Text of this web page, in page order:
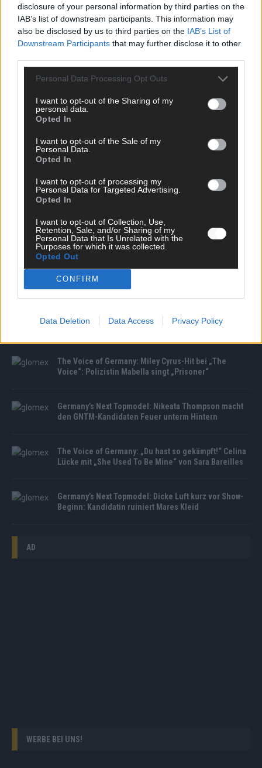
disclosure of your personal information by third parties on the
IAB’s list of downstream participants. This information may
also be disclosed by us to third parties on the IAB’s List of
Downstream Participants that may further disclose it to other
Personal Data Processing Opt Outs
I want to opt-out of the Sharing of my
personal data.
Opted In
I want to opt-out of the Sale of my
Personal Data.
Opted In
I want to opt-out of processing my
Personal Data for Targeted Advertising.
Opted In
I want to opt-out of Collection, Use,
Retention, Sale, and/or Sharing of my
Personal Data that Is Unrelated with the
Purposes for which it was collected.
Opted Out
CONFIRM
Data Deletion Data Access Privacy Policy
AD
MEDIATHEK
The Voice of Germany: Die Beige-Street-Boys mit
ihrem Superhit „Everybody (Beigestreet’s Back)“
The Voice of Germany: Miley Cyrus-Hit bei „The
Voice“: Polizistin Mabella singt „Prisoner“
Germany’s Next Topmodel: Nikeata Thompson macht
den GNTM-Kandidaten Feuer unterm Hintern
The Voice of Germany: „Du hast so gekämpft!“ Celina
Lücke mit „She Used To Be Mine“ von Sara Bareilles
Germany’s Next Topmodel: Dicke Luft kurz vor Show-
Beginn: Kandidatin ruiniert Mares Kleid
AD
WERBE BEI UNS!